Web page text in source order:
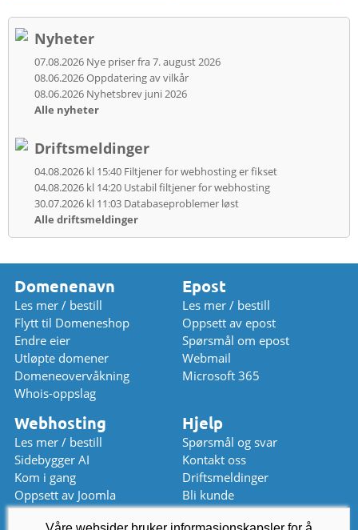
Nyheter
07.08.2026Nye priser fra 7. august 2026
08.06.2026Oppdatering av vilkår
08.06.2026Nyhetsbrev juni 2026
Alle nyheter
Driftsmeldinger
04.08.2026 kl 15:40Filtjener for webhosting er fikset
04.08.2026 kl 14:20Ustabil filtjener for webhosting
30.07.2026 kl 11:03Databaseproblemer løst
Alle driftsmeldinger
Domenenavn
Les mer / bestill
Flytt til Domeneshop
Endre eier
Utløpte domener
Domeneovervåkning
Whois-oppslag
Epost
Les mer / bestill
Oppsett av epost
Spørsmål om epost
Webmail
Microsoft 365
Webhosting
Les mer / bestill
Sidebygger AI
Kom i gang
Oppsett av Joomla
Oppsett av WordPress
Hjelp
Spørsmål og svar
Kontakt oss
Driftsmeldinger
Bli kunde
Prisliste